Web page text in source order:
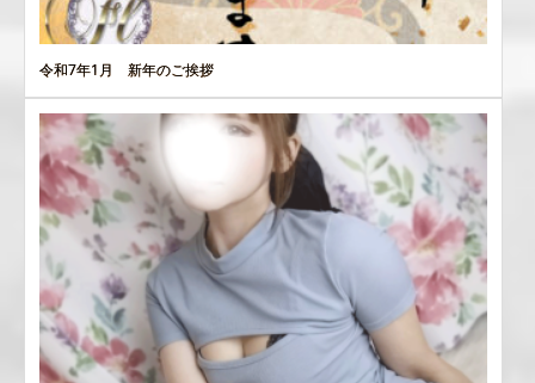
令和7年1月 新年のご挨拶